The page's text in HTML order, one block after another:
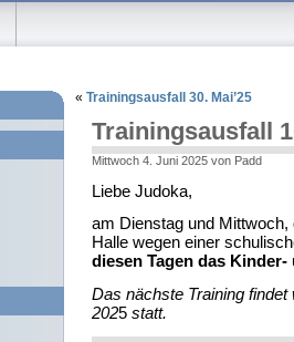
« Trainingsausfall 30. Mai’25
Trainingsausfall
Mittwoch 4. Juni 2025 von Padd
Liebe Judoka,
am Dienstag und Mittwoch,
Halle wegen einer
diesen Tagen das
Das nächste Training
2025 statt.